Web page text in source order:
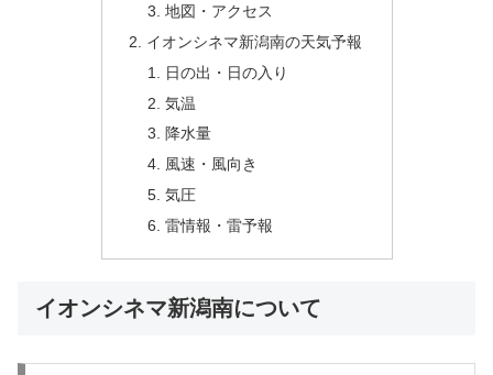
地図・アクセス
イオンシネマ新潟南の天気予報
日の出・日の入り
気温
降水量
風速・風向き
気圧
雷情報・雷予報
イオンシネマ新潟南について